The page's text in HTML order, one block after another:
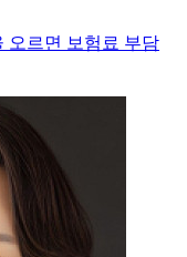
오르면 보험료 부담